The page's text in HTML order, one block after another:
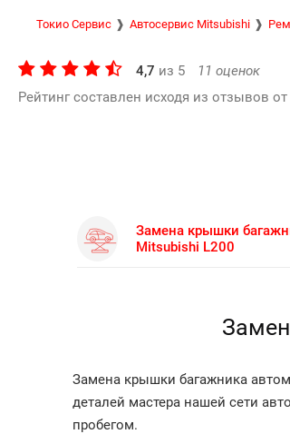
Токио Сервис Автосервис Mitsubishi
4,7 из 5 11 оценок
Рейтинг составлен исходя из отзывов
Замена крышки
Mitsubishi L200
Замена крышки багажника
деталей мастера нашей сети
пробегом.